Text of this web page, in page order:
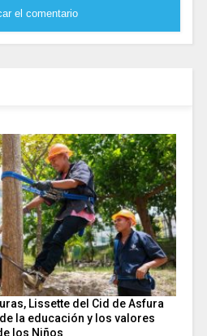
Lissette del Cid de Asfura
la educación y los valores
los Niños